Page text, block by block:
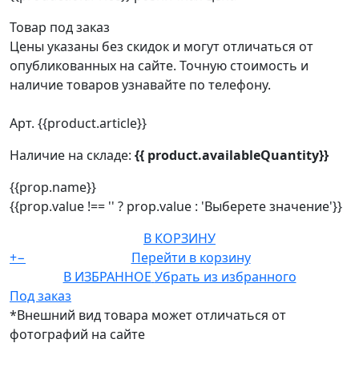
Товар под заказ
Цены указаны без скидок и могут отличаться от
опубликованных на сайте. Точную стоимость и
наличие товаров узнавайте по телефону.
Арт. {{product.article}}
Наличие на складе: {{ product.availableQuantity}}
{{prop.name}}
{{prop.value !== '' ? prop.value : 'Выберете значение'}}
В КОРЗИНУ
+−
Перейти в корзину
В ИЗБРАННОЕ Убрать из избранного
Под заказ
*Внешний вид товара может отличаться от
фотографий на сайте